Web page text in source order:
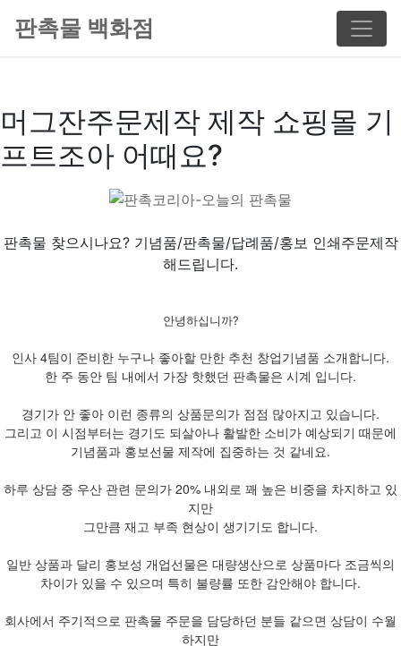
판촉물 백화점
머그잔주문제작 제작 쇼핑몰 기
프트조아 어때요?
판촉물 찾으시나요? 기념품/판촉물/답례품/홍보 인쇄주문제작
해드립니다.
안녕하십니까?
인사 4팀이 준비한 누구나 좋아할 만한 추천 창업기념품 소개합니다.
한 주 동안 팀 내에서 가장 핫했던 판촉물은 시계 입니다.
경기가 안 좋아 이런 종류의 상품문의가 점점 많아지고 있습니다.
그리고 이 시점부터는 경기도 되살아나 활발한 소비가 예상되기 때문에
기념품과 홍보선물 제작에 집중하는 것 같네요.
하루 상담 중 우산 관련 문의가 20% 내외로 꽤 높은 비중을 차지하고 있
지만
그만큼 재고 부족 현상이 생기기도 합니다.
일반 상품과 달리 홍보성 개업선물은 대량생산으로 상품마다 조금씩의
차이가 있을 수 있으며 특히 불량률 또한 감안해야 합니다.
회사에서 주기적으로 판촉물 주문을 담당하던 분들 같으면 상담이 수월
하지만